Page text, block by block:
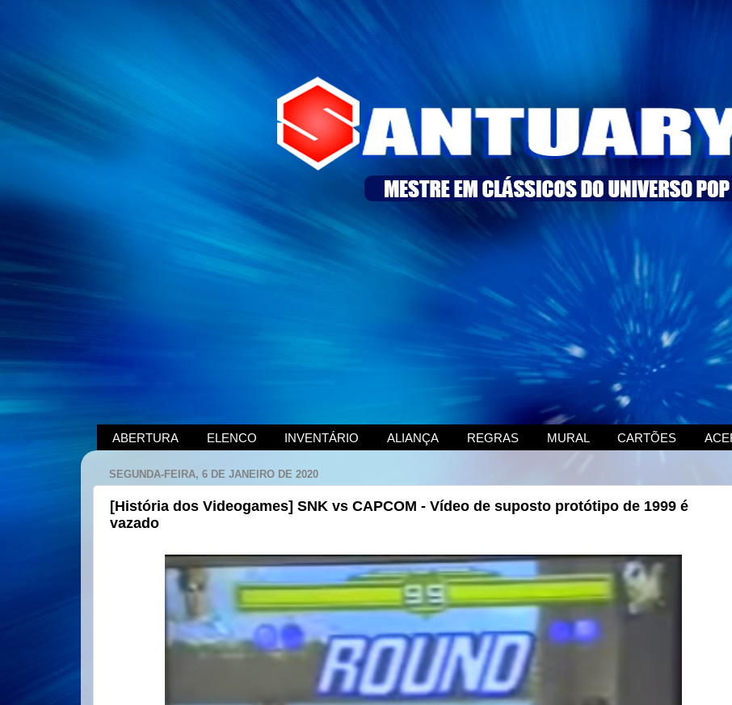
ABERTURA ELENCO INVENTÁRIO ALIANÇA REGRAS MURAL CARTÕES
SEGUNDA-FEIRA, 6 DE JANEIRO DE 2020
[História dos Videogames] SNK vs CAPCOM - Vídeo de suposto protótipo de 1999 é
vazado